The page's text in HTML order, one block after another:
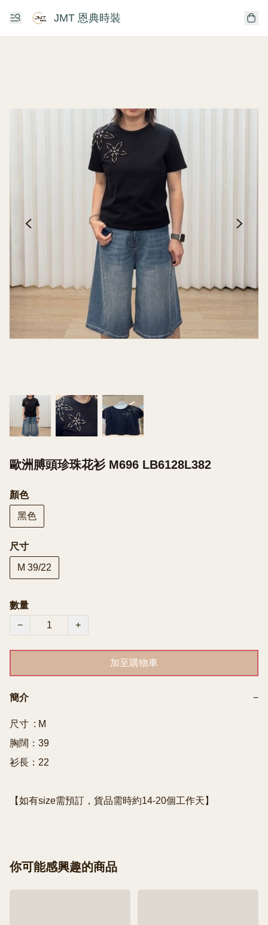
JMT 恩典時裝
歐洲膊頭珍珠花衫 M696 LB6128L382
顏色
黑色
尺寸
M 39/22
數量
−
+
加至購物車
簡介 −
尺寸  : M
胸闊：39
衫長：22
【如有size需預訂，貨品需時約14-20個工作天】
你可能感興趣的商品